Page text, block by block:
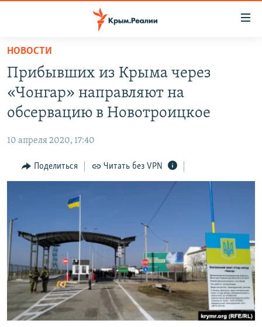
Вернуться
основному
содержанию
Вернутся
главной
навигации
Вернутся
НОВОСТИ
СПЕЦПРОЕКТЫ
ГРУЗ 200
11 ЛЕТ ОККУПАЦИИ КРЫМА. 11 ИСТОРИЙ СОПРОТИВЛЕНИЯ
ВОДА
ЕЩЕ
ИНТЕРАКТИВ
ТЕЛЕПРОЕКТ КРЫМ.РЕАЛИИ
СОВЕТЫ ПРАВОЗАЩИТНИКОВ
ПРОПАВШИЕ БЕЗ ВЕСТИ
ПОБЕДИТЕЛЕЙ НЕ СУДЯТ?
КРЫМ.НЕПОКОРЕННЫЙ
ELIFBE
РАДІО СВОБОДА
Українською
Qırımtatar
ПРИСОЕДИНЯЙТЕСЬ!
НОВОСТИ
Прибывших из Крыма через
«Чонгар» направляют на
обсервацию в Новотроицкое
10 апреля 2020, 17:40
Поделиться Читать без VPN